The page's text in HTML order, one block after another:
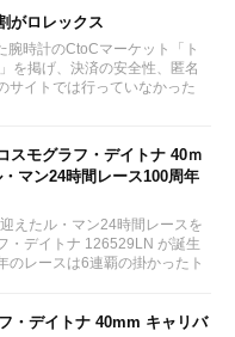
がロレックス
時計のCtoCマーケット「ト
を掲げ、決済の安全性、匿名
サイトでは行っていなかった
スモグラフ・デイトナ 40ｍ
マン24時間レース100周年
えたル・マン24時間レースを
・デイトナ 126529LN が誕生
のレースは6連覇の掛かったト
・デイトナ 40mm キャリバ